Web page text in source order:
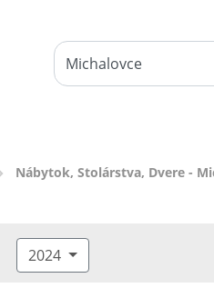
Nábytok, Stolárstva, Dvere -
2024